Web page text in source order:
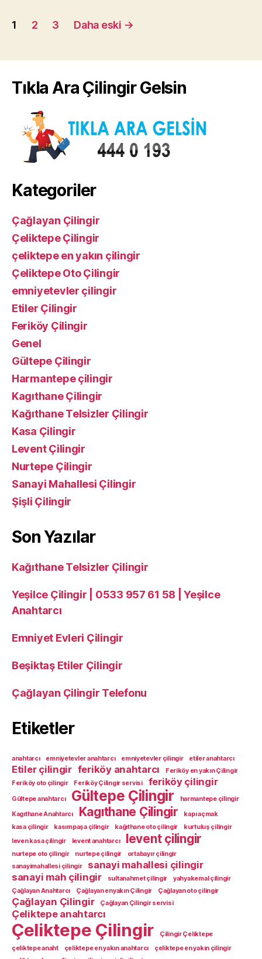
Yazı
1 2 3 Daha eski →
Tıkla Ara Çilingir Gelsin
Kategoriler
Çağlayan Çilingir
Çeliktepe Çilingir
çeliktepe en yakın çilingir
Çeliktepe Oto Çilingir
emniyetevler çilingir
Etiler Çilingir
Feriköy Çilingir
Genel
Gültepe Çilingir
Harmantepe çilingir
Kagıthane Çilingir
Kağıthane Telsizler Çilingir
Kasa Çilingir
Levent Çilingir
Nurtepe Çilingir
Sanayi Mahallesi Çilingir
Şişli Çilingir
Son Yazılar
Kağıthane Telsizler Çilingir
Yeşilce Çilingir | 0533 957 61 58 | Yeşilce
Anahtarcı
Emniyet Evleri Çilingir
Beşiktaş Etiler Çilingir
Çağlayan Çilingir Telefonu
Etiketler
anahtarcı emniyetevler anahtarcı emniyetevler çilingir etiler anahtarcı
Etiler çilingir feriköy anahtarcı
Feriköy en yakın Çilingir
Feriköy oto çilingir
Feriköy Çilingir servisi feriköy çilingir
Gültepe anahtarcı Gültepe Çilingir
harmantepe çilingir
Kagıthane Anahtarcı
Kagıthane Çilingir
kapı açmak
kasa çilingir
kasımpaşa çilingir kağıthane oto çilingir
kurtuluş çilingir
leven kasa çilingir
levent anahtarcı levent çilingir
nurtepe oto çilingir nurtepe çilingir
ortabayır çilingir
sanayimahallesi çilingir
sanayi mahallesi çilingir
sanayi mah çilingir
sultanahmet çilingir
yahyakemal çilingir
Çağlayan Anahtarcı
Çağlayan enyakın Çilingir Çağlayan oto çilingir
Çağlayan Çilingir Çağlayan Çilingir servisi
Çeliktepe anahtarcı
Çeliktepe Çilingir
Çilingir Çeliktepe
çeliktepe anaht
çeliktepe en yakın anahtarcı
çeliktepe en yakın çilingir